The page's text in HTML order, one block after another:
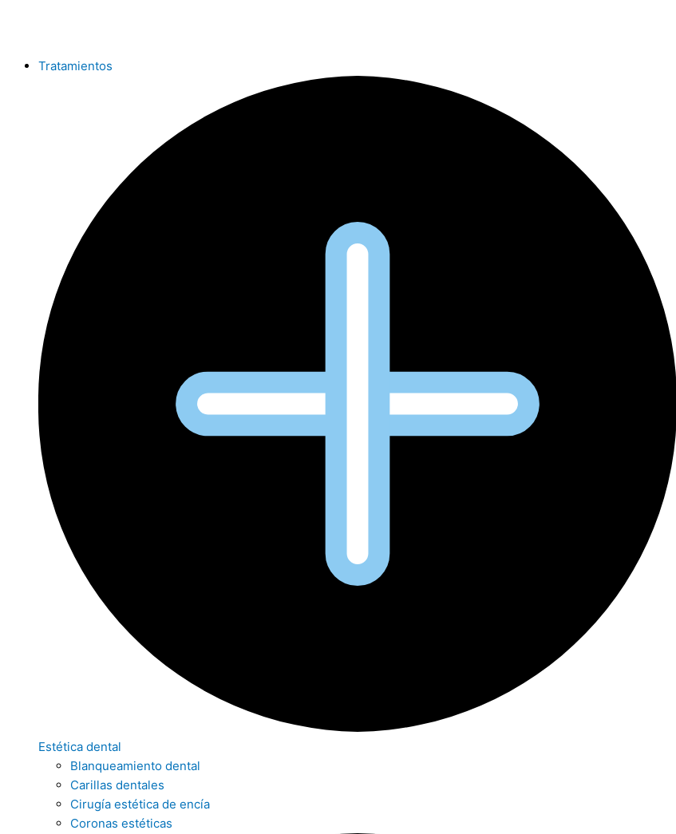
Tratamientos
Estética dental
Blanqueamiento dental
Carillas dentales
Cirugía estética de encía
Coronas estéticas